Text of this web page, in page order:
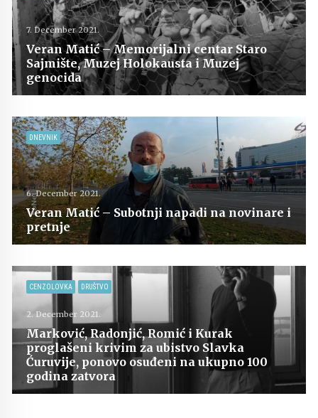
7. December 2021.
Veran Matić – Memorijalni centar Staro
Sajmište, Muzej Holokausta i Muzej
genocida
DNEVNIK
6. December 2021.
Veran Matić – Subotnji napadi na novinare i
pretnje
CENZOLOVKA DRUŠTVO
2. December 2021.
Marković, Radonjić, Romić i Kurak
proglašeni krivim za ubistvo Slavka
Ćuruvije, ponovo osuđeni na ukupno 100
godina zatvora